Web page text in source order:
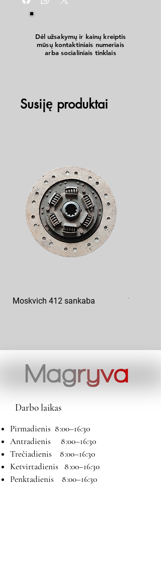
Dėl užsakymų ir kainų kreiptis
mūsų kontaktiniais numeriais
arba socialiniais tinklais
Susiję produktai
Moskvich 412 sankaba Tepalo
Darbo laikas
Pirmadienis 8 :00–16:30
Antradienis 8 :00–16:30
Trečiadienis 8 :00–16:30
Ketvirtadienis 8 :00–16:30
Penktadienis 8 :00–16:30